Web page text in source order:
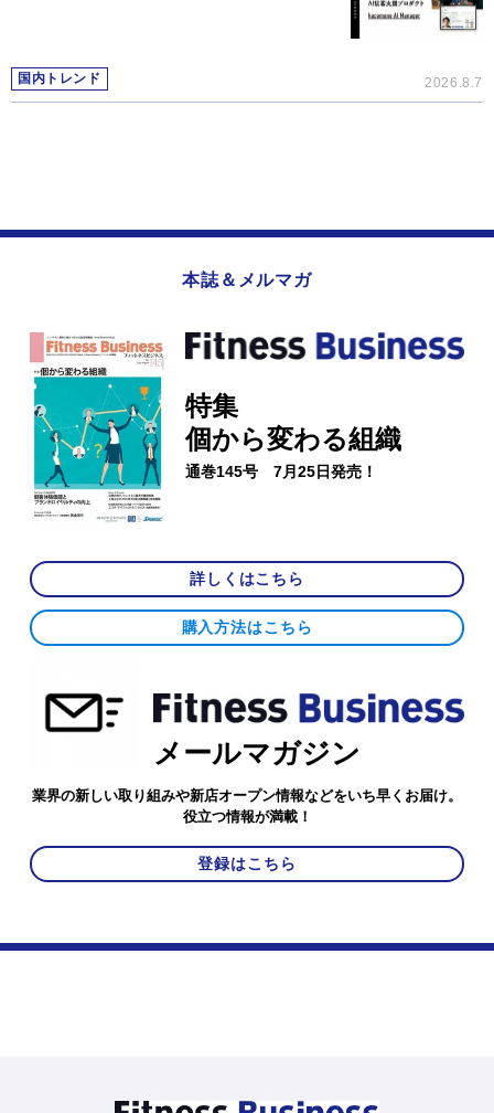
国内トレンド 2026.8.7
本誌＆メルマガ
特集
個から変わる組織
通巻145号 7月25日発売！
詳しくはこちら
購入方法はこちら
メールマガジン
業界の新しい取り組みや新店オープン情報などをいち早くお届け。
役立つ情報が満載！
登録はこちら